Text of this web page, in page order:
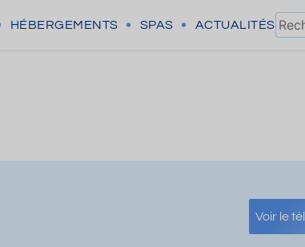
HÉBERGEMENTS SPAS ACTUALITÉS
Voir le